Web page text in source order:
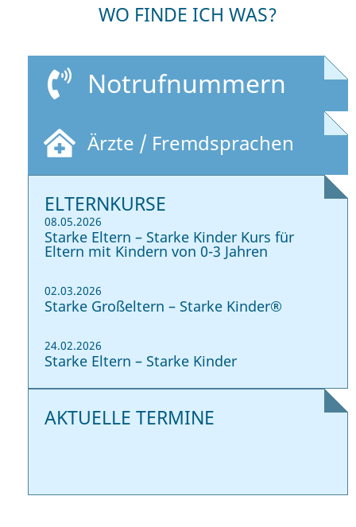
WO FINDE ICH WAS?
Notrufnummern
Ärzte / Fremdsprachen
ELTERNKURSE
08.05.2026
Starke Eltern – Starke Kinder Kurs für
Eltern mit Kindern von 0-3 Jahren
02.03.2026
Starke Großeltern – Starke Kinder®
24.02.2026
Starke Eltern – Starke Kinder
AKTUELLE TERMINE